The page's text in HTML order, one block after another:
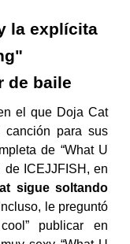
la explícita
de baile
el que Doja Cat
canción para sus
de “What U
de ICEJJFISH, en
sigue soltando
Incluso, le preguntó
publicar en